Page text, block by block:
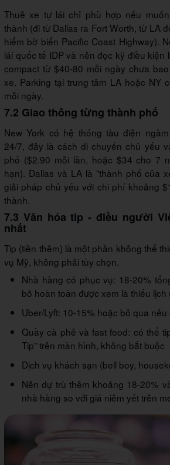
Thuê xe tự lái chỉ phù hợp nếu
thành (đi từ Dallas ra Fort Worth, từ LA
hiểm bờ biển Pacific Coast Highway).
lái quốc tế IDP và nên đọc kỹ điều kiện
compact từ $40-80 mỗi ngày chưa
xe. Parking tại trung tâm LA hoặc NY
mỗi ngày.
7.2 Giao thông từng thành phố
New York có hệ thống tàu điện
24/7, đây là cách di chuyển chủ yếu
phố ($2.90 mỗi lần, hoặc $34 cho 7
hạn). Dallas và LA là "thành phố của
giải pháp chủ yếu với chi phí khoảng
thành.
7.3 Văn hóa tip - điều người
nhất
Tip (tiền thêm) là một phần không thể
vụ Mỹ, không phải tùy chọn.
Nhà hàng có phục vụ: 18-20%
bỏ hoàn toàn được xem là thiếu lịch
Uber/Lyft: 10-15% hoặc bỏ qua
Quầy cà phê và fast food: có thể
Tip" trên màn hình, không bắt buộc
Dịch vụ khách sạn (bell boy,
Nên dự trù thêm khoảng 18-20%
nhà hàng so với giá niêm yết trên